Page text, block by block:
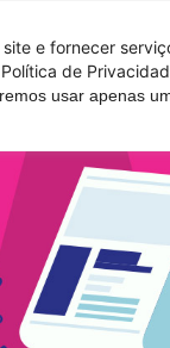
e fornecer
de
usar apenas
Tire suas